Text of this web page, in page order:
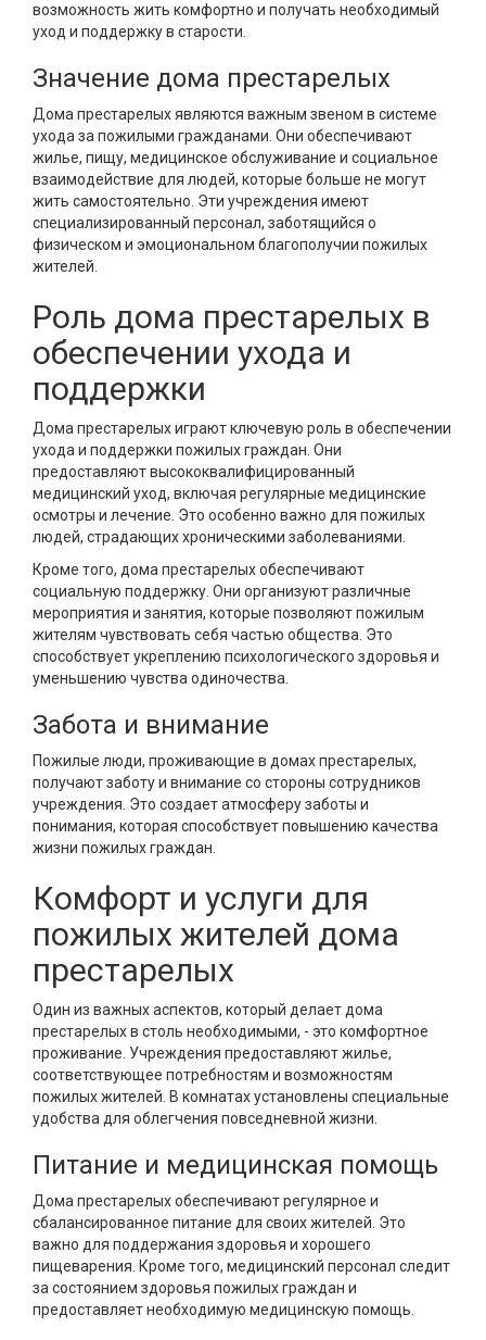
возможность жить комфортно и получать необходимый
уход и поддержку в старости.
Значение дома престарелых
Дома престарелых являются важным звеном в системе
ухода за пожилыми гражданами. Они обеспечивают
жилье, пищу, медицинское обслуживание и социальное
взаимодействие для людей, которые больше не могут
жить самостоятельно. Эти учреждения имеют
специализированный персонал, заботящийся о
физическом и эмоциональном благополучии пожилых
жителей.
Роль дома престарелых в
обеспечении ухода и
поддержки
Дома престарелых играют ключевую роль в обеспечении
ухода и поддержки пожилых граждан. Они
предоставляют высококвалифицированный
медицинский уход, включая регулярные медицинские
осмотры и лечение. Это особенно важно для пожилых
людей, страдающих хроническими заболеваниями.
Кроме того, дома престарелых обеспечивают
социальную поддержку. Они организуют различные
мероприятия и занятия, которые позволяют пожилым
жителям чувствовать себя частью общества. Это
способствует укреплению психологического здоровья и
уменьшению чувства одиночества.
Забота и внимание
Пожилые люди, проживающие в домах престарелых,
получают заботу и внимание со стороны сотрудников
учреждения. Это создает атмосферу заботы и
понимания, которая способствует повышению качества
жизни пожилых граждан.
Комфорт и услуги для
пожилых жителей дома
престарелых
Один из важных аспектов, который делает дома
престарелых в столь необходимыми, - это комфортное
проживание. Учреждения предоставляют жилье,
соответствующее потребностям и возможностям
пожилых жителей. В комнатах установлены специальные
удобства для облегчения повседневной жизни.
Питание и медицинская помощь
Дома престарелых обеспечивают регулярное и
сбалансированное питание для своих жителей. Это
важно для поддержания здоровья и хорошего
пищеварения. Кроме того, медицинский персонал следит
за состоянием здоровья пожилых граждан и
предоставляет необходимую медицинскую помощь.